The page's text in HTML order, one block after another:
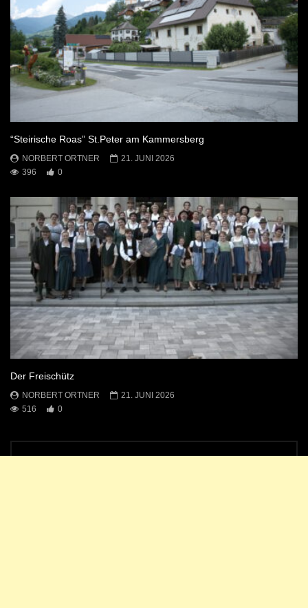
“Steirische Roas” St.Peter am Kammersberg
NORBERT ORTNER
21. JUNI 2026
396
0
Der Freischütz
NORBERT ORTNER
21. JUNI 2026
516
0